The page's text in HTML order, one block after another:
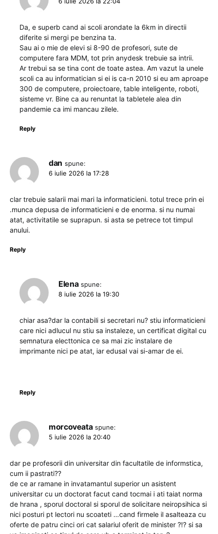
Da, e superb cand ai scoli arondate la 6km in directii
diferite si mergi pe benzina ta.
Sau ai o mie de elevi si 8-90 de profesori, sute de
computere fara MDM, tot prin anydesk trebuie sa intrii.
Ar trebui sa se tina cont de toate astea. Am vazut la unele
scoli ca au informatician si ei is ca-n 2010 si eu am aproape
300 de computere, proiectoare, table inteligente, roboti,
sisteme vr. Bine ca au renuntat la tabletele alea din
pandemie ca imi mancau zilele.
Reply
dan spune:
6 iulie 2026 la 17:28
clar trebuie salarii mai mari la informaticieni. totul trece prin ei
.munca depusa de informaticieni e de enorma. si nu numai
atat, activitatile se suprapun. si asta se petrece tot timpul
anului.
Reply
Elena spune:
8 iulie 2026 la 19:30
chiar asa?dar la contabili si secretari nu? stiu informaticieni
care nici adlucul nu stiu sa instaleze, un certificat digital cu
semnatura electtonica ce sa mai zic instalare de
imprimante nici pe atat, iar edusal vai si-amar de ei.
Reply
morcoveata spune:
5 iulie 2026 la 20:40
dar pe profesorii din universitar din facultatile de informstica,
cum ii pastrati??
de ce ar ramane in invatamantul superior un asistent
universitar cu un doctorat facut cand tocmai i ati taiat norma
de hrana , sporul doctoral si sporul de solicitare neiropsihica si
nici posturi pt lectori nu scoateti …cand firmele il asalteaza cu
oferte de patru cinci ori cat salariul oferit de minister ?!? si sa